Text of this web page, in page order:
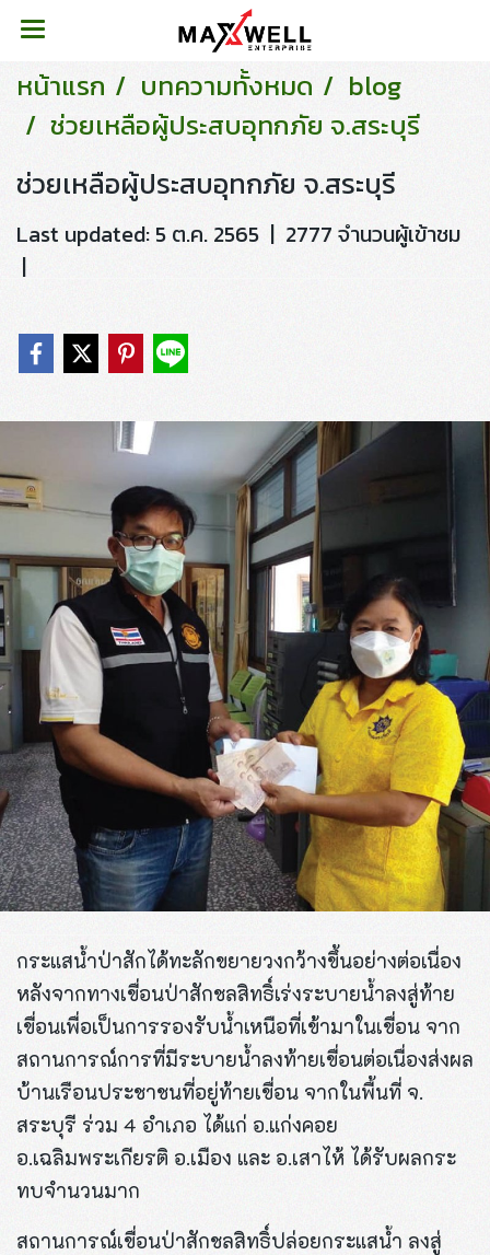
หน้าแรก บทความทั้งหมด
blog
ช่วยเหลือผู้ประสบอุทกภัย จ.สระบุรี
ช่วยเหลือผู้ประสบอุทกภัย จ.สระบุรี
Last updated: 5 ต.ค. 2565 | 2777 จำนวนผู้เข้าชม
|
กระแสน้ำป่าสักได้ทะลักขยายวงกว้างขึ้นอย่างต่อเนื่อง
หลังจากทางเขื่อนป่าสักชลสิทธิ์เร่งระบายน้ำลงสู่ท้าย
เขื่อนเพื่อเป็นการรองรับน้ำเหนือที่เข้ามาในเขื่อน จาก
สถานการณ์การที่มีระบายน้ำลงท้ายเขื่อนต่อเนื่องส่งผล
บ้านเรือนประชาชนที่อยู่ท้ายเขื่อน จากในพื้นที่ จ.
สระบุรี ร่วม 4 อำเภอ ได้แก่ อ.แก่งคอย
อ.เฉลิมพระเกียรติ อ.เมือง และ อ.เสาไห้ ได้รับผลกระ
ทบจำนวนมาก
สถานการณ์เขื่อนป่าสักชลสิทธิ์ปล่อยกระแสน้ำ ลงสู่